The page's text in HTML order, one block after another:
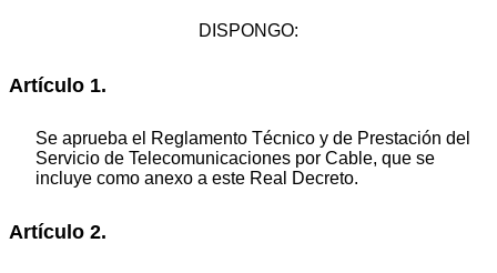
DISPONGO:
Artículo 1.
Se aprueba el Reglamento Técnico y de Prestación del
Servicio de Telecomunicaciones por Cable, que se
incluye como anexo a este Real Decreto.
Artículo 2.